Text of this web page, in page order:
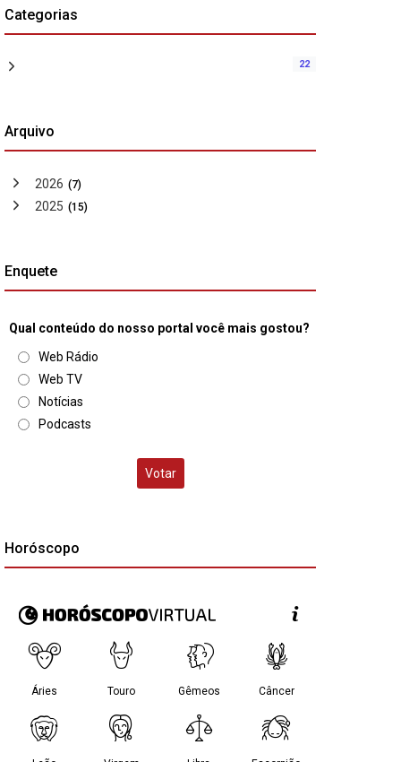
Categorias
22
Arquivo
2026 (7)
2025 (15)
Enquete
Qual conteúdo do nosso portal você mais gostou?
Web Rádio
Web TV
Notícias
Podcasts
Votar
Horóscopo